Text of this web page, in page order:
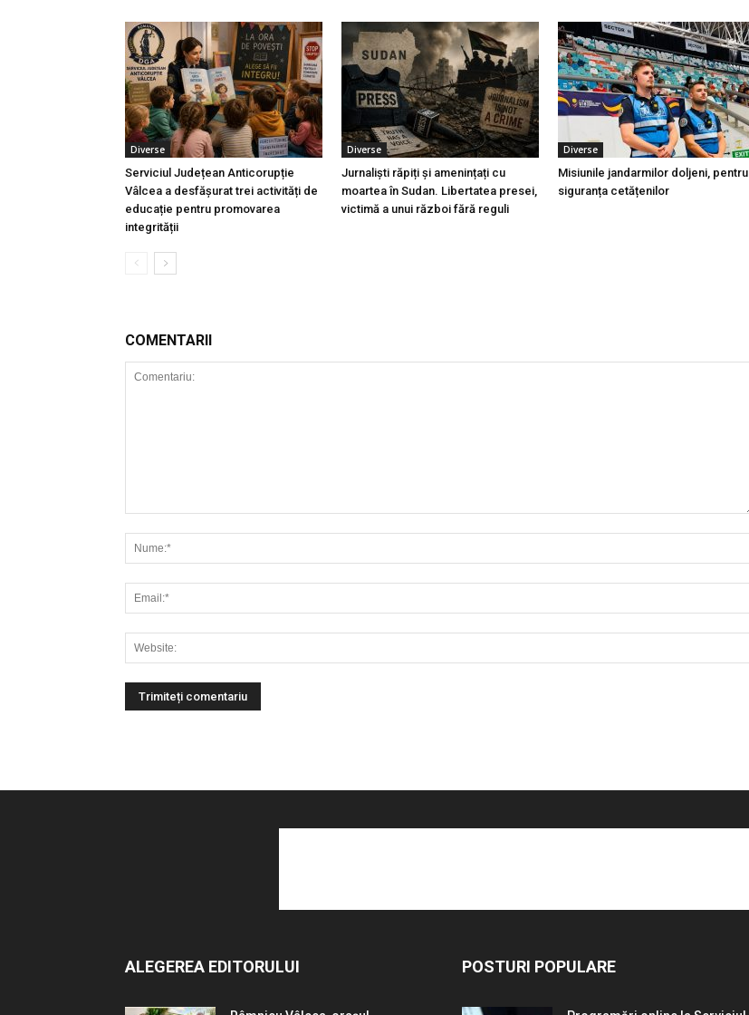
Diverse
Serviciul Județean Anticorupție
Vâlcea a desfășurat trei activități de
educație pentru promovarea
integrității
Diverse
Jurnaliști răpiți și amenințați cu
moartea în Sudan. Libertatea presei,
victimă a unui război fără reguli
Diverse
Misiunile jandarmilor doljeni, pentru
siguranța cetățenilor
COMENTARII
ALEGEREA EDITORULUI POSTURI POPULARE